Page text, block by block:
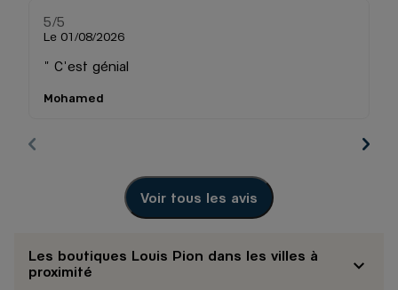
5/5
Le 01/08/2026
" C'est génial
Mohamed
Voir tous les avis
Les boutiques Louis Pion dans les villes à
proximité